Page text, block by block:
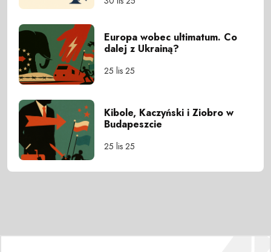
Europa wobec ultimatum. Co
dalej z Ukrainą?
25 lis 25
Kibole, Kaczyński i Ziobro w
Budapeszcie
25 lis 25